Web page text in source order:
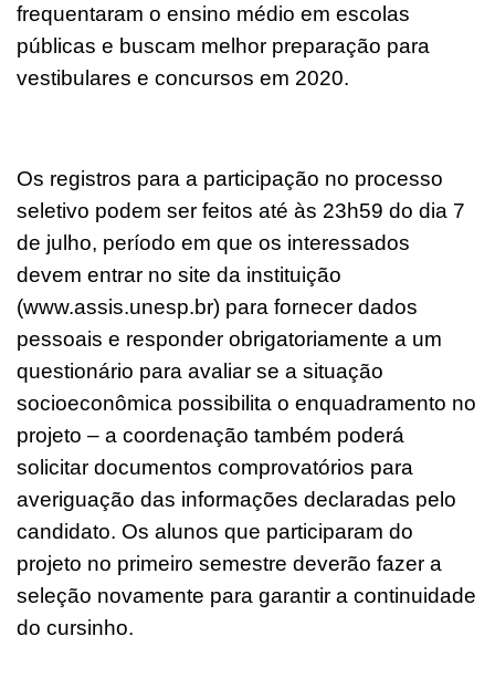
frequentaram o ensino médio em escolas
públicas e buscam melhor preparação para
vestibulares e concursos em 2020.
Os registros para a participação no processo
seletivo podem ser feitos até às 23h59 do dia 7
de julho, período em que os interessados
devem entrar no site da instituição
(www.assis.unesp.br) para fornecer dados
pessoais e responder obrigatoriamente a um
questionário para avaliar se a situação
socioeconômica possibilita o enquadramento no
projeto – a coordenação também poderá
solicitar documentos comprovatórios para
averiguação das informações declaradas pelo
candidato. Os alunos que participaram do
projeto no primeiro semestre deverão fazer a
seleção novamente para garantir a continuidade
do cursinho.